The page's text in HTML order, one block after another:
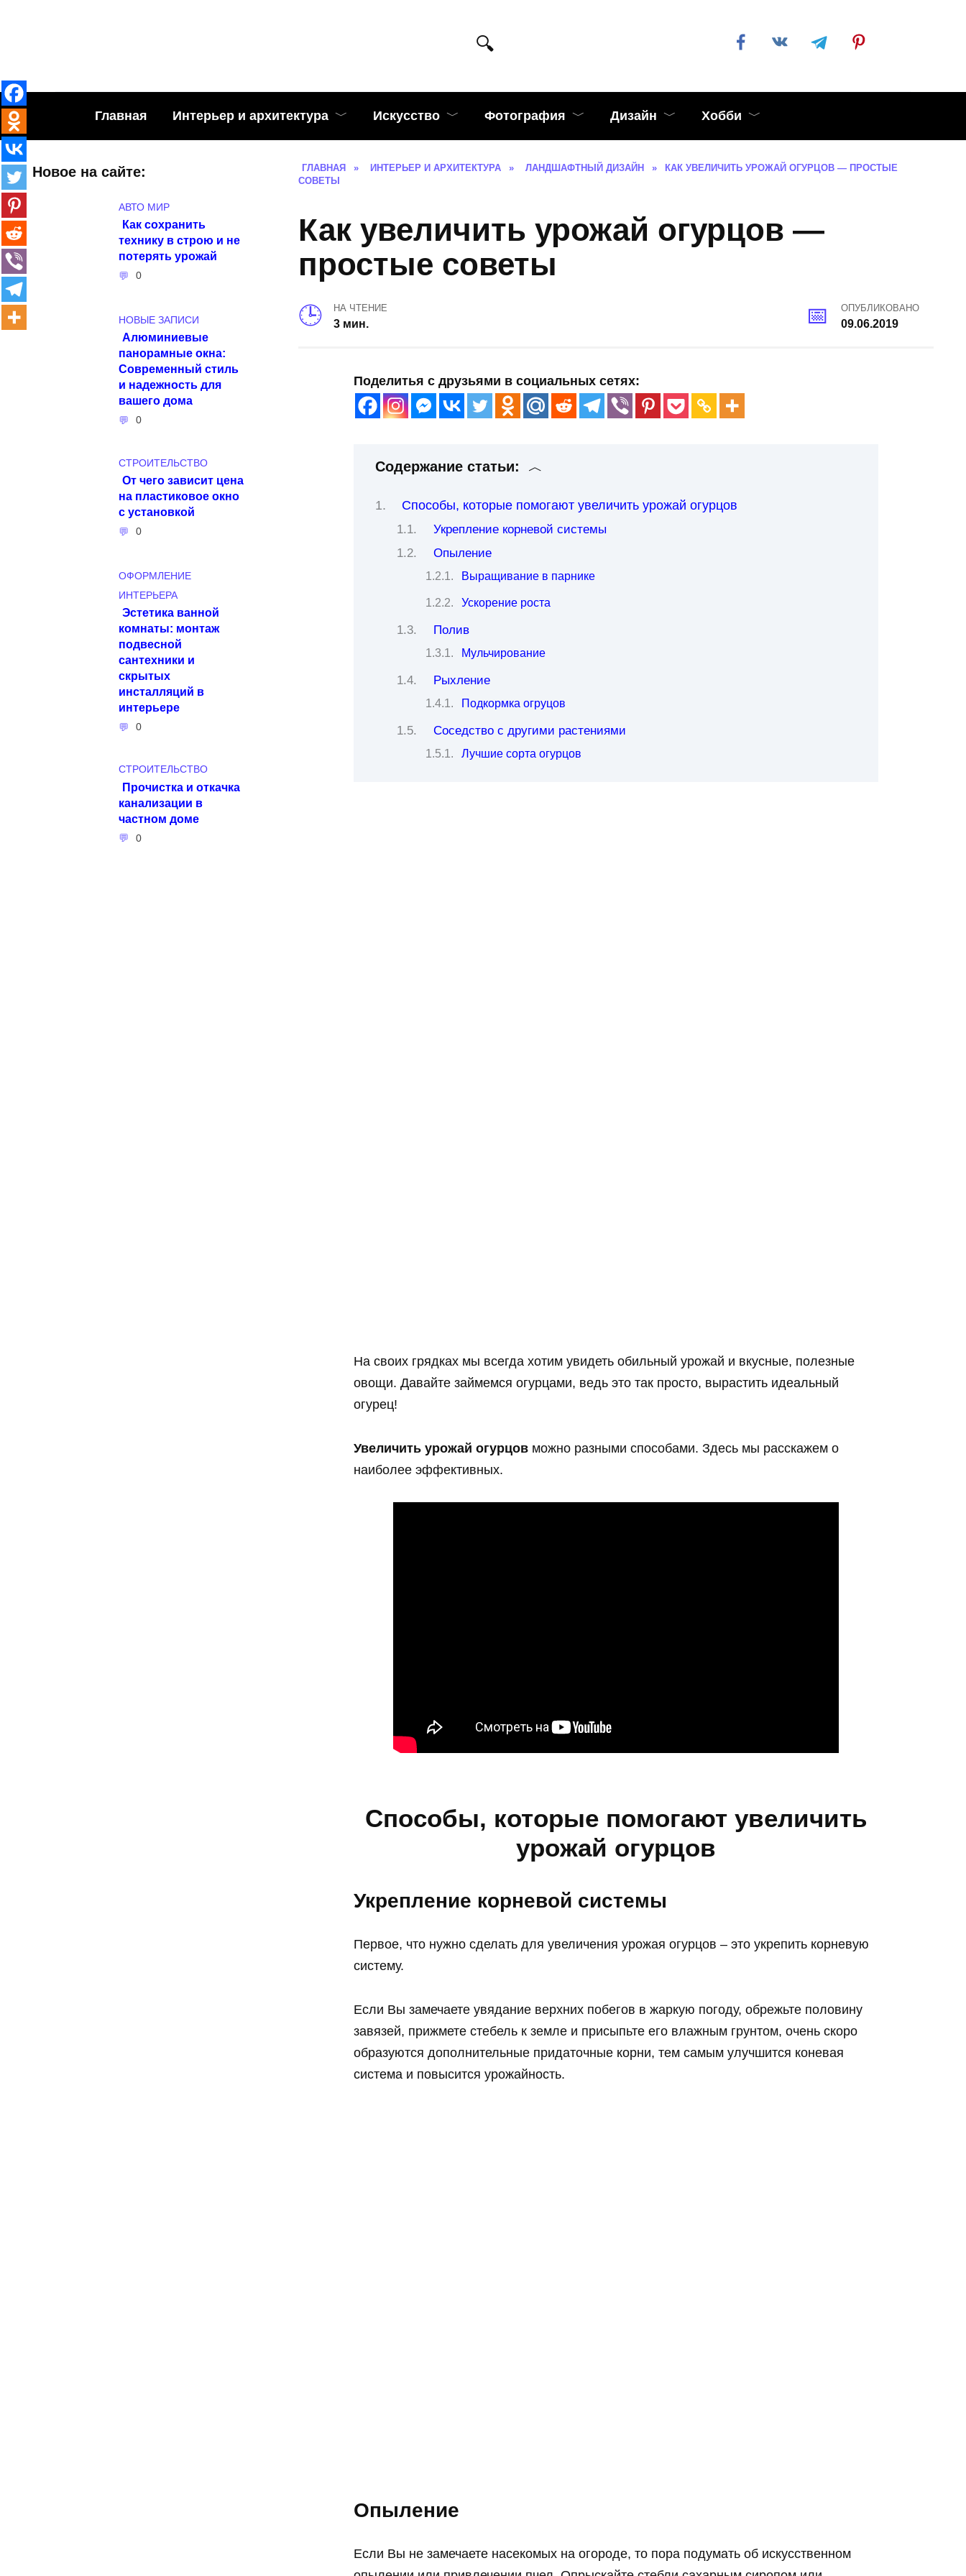
Главная Интерьер и архитектура Искусство Фотография Дизайн Хобби
ГЛАВНАЯ » ИНТЕРЬЕР И АРХИТЕКТУРА » ЛАНДШАФТНЫЙ ДИЗАЙН »
КАК УВЕЛИЧИТЬ УРОЖАЙ ОГУРЦОВ — ПРОСТЫЕ
СОВЕТЫ
Как увеличить урожай огурцов —
простые советы
НА ЧТЕНИЕ
3 мин.
ОПУБЛИКОВАНО
09.06.2019
Поделитья с друзьями в социальных сетях:
Содержание статьи:
Способы, которые помогают увеличить урожай огурцов
Укрепление корневой системы
Опыление
Выращивание в парнике
Ускорение роста
Полив
Мульчирование
Рыхление
Подкормка огруцов
Соседство с другими растениями
Лучшие сорта огурцов
На своих грядках мы всегда хотим увидеть обильный урожай и вкусные, полезные
овощи. Давайте займемся огурцами, ведь это так просто, вырастить идеальный
огурец!
Увеличить урожай огурцов можно разными способами. Здесь мы расскажем о
наиболее эффективных.
Способы, которые помогают увеличить
урожай огурцов
Укрепление корневой системы
Первое, что нужно сделать для увеличения урожая огурцов – это укрепить корневую
систему.
Если Вы замечаете увядание верхних побегов в жаркую погоду, обрежьте половину
завязей, прижмете стебель к земле и присыпьте его влажным грунтом, очень скоро
образуются дополнительные придаточные корни, тем самым улучшится коневая
система и повысится урожайность.
Опыление
Если Вы не замечаете насекомых на огороде, то пора подумать об искусственном
Новое на сайте:
АВТО МИР
Как сохранить
технику в строю и не
потерять урожай
0
НОВЫЕ ЗАПИСИ
Алюминиевые
панорамные окна:
Современный стиль
и надежность для
вашего дома
0
СТРОИТЕЛЬСТВО
От чего зависит цена
на пластиковое окно
с установкой
0
ОФОРМЛЕНИЕ
ИНТЕРЬЕРА
Эстетика ванной
комнаты: монтаж
подвесной
сантехники и
скрытых
инсталляций в
интерьере
0
СТРОИТЕЛЬСТВО
Прочистка и откачка
канализации в
частном доме
0